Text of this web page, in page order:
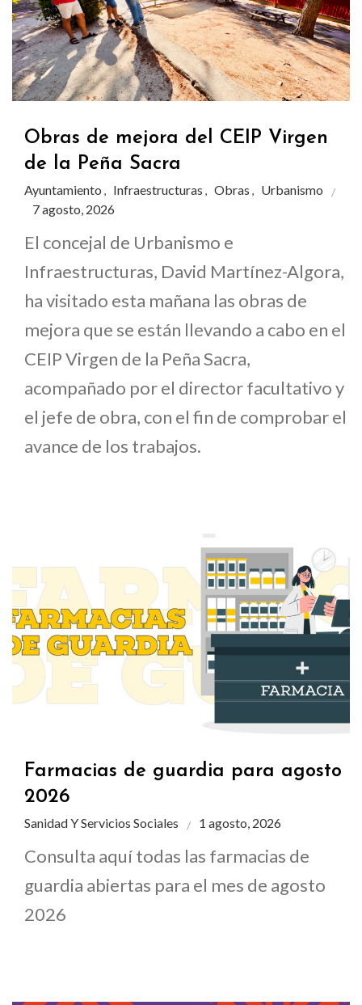
Obras de mejora del CEIP Virgen
de la Peña Sacra
Ayuntamiento , Infraestructuras , Obras , Urbanismo
7 agosto, 2026
El concejal de Urbanismo e
Infraestructuras, David Martínez-Algora,
ha visitado esta mañana las obras de
mejora que se están llevando a cabo en el
CEIP Virgen de la Peña Sacra,
acompañado por el director facultativo y
el jefe de obra, con el fin de comprobar el
avance de los trabajos.
Farmacias de guardia para agosto
2026
Sanidad Y Servicios Sociales 1 agosto, 2026
Consulta aquí todas las farmacias de
guardia abiertas para el mes de agosto
2026